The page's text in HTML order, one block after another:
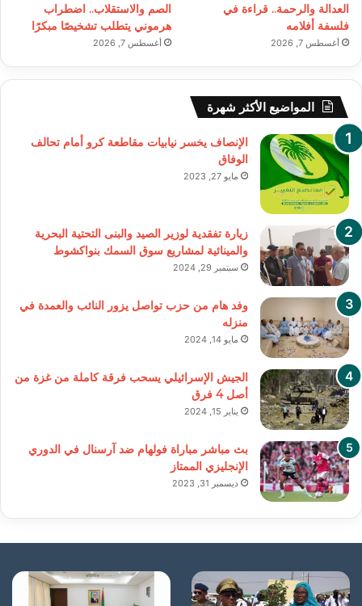
العدالة والرحمة.. قراءة في
فلسفة أفلامه
أغسطس 7, 2026
الصم والاستقلاب.. اضطراب
هرموني يتطلب تشخيصًا مبكرًا
أغسطس 7, 2026
المواضيع الأكثر شهرة
الإنصاف يخسر نيابيات مقاطعة كرو أمام تحالف
الوفاق
مايو 27, 2023
زيارة تفقدية لوزير الصيد والبنى التحتية البحرية
والمينائية لمشاريع سوق السمك بنواكشوط
سبتمبر 29, 2024
وفد هام من حزب تواصل يزور النائب والعمدة في
منزله
مايو 14, 2024
الجيش الإسرائيلي يسحب فرقة كاملة من غزة من
أصل 4 فرق
يناير 15, 2024
بث مباشر مباراة فولهام ضد آرسنال في الدوري
الإنجليزي الممتاز
ديسمبر 31, 2023